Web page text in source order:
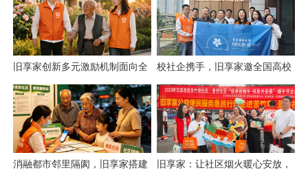
牌全域传播
旧享家创新多元激励机制面向全
城招募社区志愿者
校社企携手，旧享家邀全国高校
共建“智慧社区+实践育人”新生态
消融都市邻里隔阂，旧享家搭建
旧享家：让社区烟火暖心安放，